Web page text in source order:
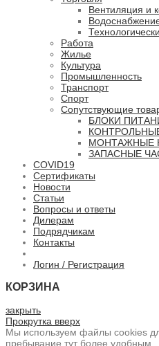
Вентиляция и
Работа
Жилье
Культура
Промышленность
Транспорт
Спорт
Сопутствующие
БЛОКИ
МОНТАЖНЫЕ
ЗАПАСНЫЕ
COVID19
Сертификаты
Новости
Статьи
Вопросы и ответы
Дилерам
Подрядчикам
Контакты
Логин / Регистрация
КОРЗИНА
закрыть
Прокрутка вверх
Мы используем файлы cookies
пребывание тут более удобным.